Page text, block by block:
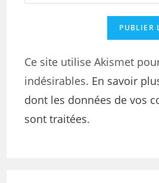
Ce site utilise Akismet
indésirables. En savoir
dont les données de vos
sont traitées.